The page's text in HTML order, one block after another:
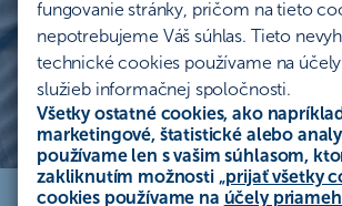
fungovanie stránky, pričom na tieto
nepotrebujeme Váš súhlas. Tieto
technické cookies používame na
služieb informačnej spoločnosti.
Všetky ostatné cookies, ako napríklad
marketingové, štatistické alebo
používame len s vašim súhlasom,
zakliknutím možnosti „prijať všetky
cookies používame na účely
Ako sa naučiť